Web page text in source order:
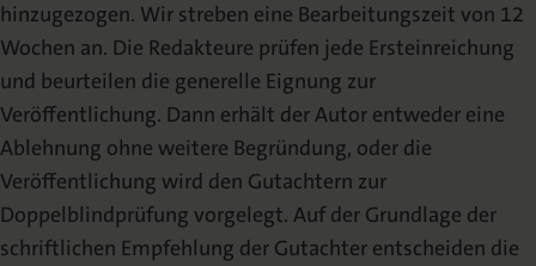
hinzugezogen. Wir streben eine Bearbeitungszeit von 12
Wochen an. Die Redakteure prüfen jede Ersteinreichung
und beurteilen die generelle Eignung zur
Veröffentlichung. Dann erhält der Autor entweder eine
Ablehnung ohne weitere Begründung, oder die
Veröffentlichung wird den Gutachtern zur
Doppelblindprüfung vorgelegt. Auf der Grundlage der
schriftlichen Empfehlung der Gutachter entscheiden die